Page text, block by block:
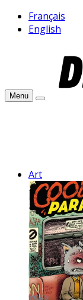
Français
English
Menu
Art